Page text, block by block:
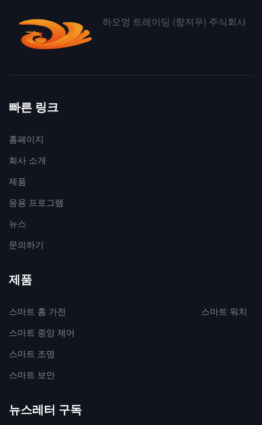
하오멍 트레이딩 (항저우) 주식회사
빠른 링크
홈페이지
회사 소개
제품
응용 프로그램
뉴스
문의하기
제품
스마트 홈 가전
스마트 중앙 제어
스마트 조명
스마트 보안
스마트 워치
뉴스레터 구독